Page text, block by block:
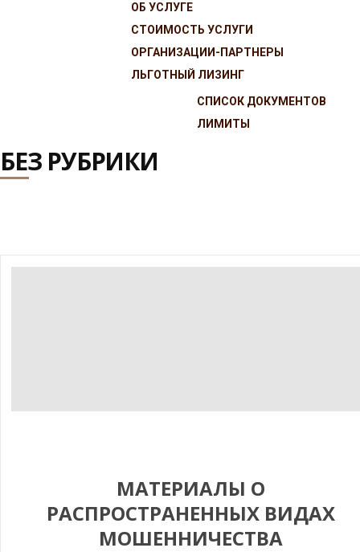
ОБ УСЛУГЕ
СТОИМОСТЬ УСЛУГИ
ОРГАНИЗАЦИИ-ПАРТНЕРЫ
ЛЬГОТНЫЙ ЛИЗИНГ
СПИСОК ДОКУМЕНТОВ
ЛИМИТЫ
БЕЗ РУБРИКИ
МАТЕРИАЛЫ О
РАСПРОСТРАНЕННЫХ ВИДАХ
МОШЕННИЧЕСТВА